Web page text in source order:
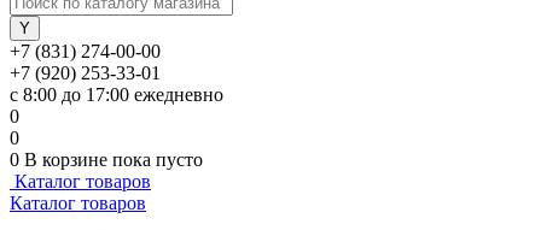
+7 (831) 274-00-00
+7 (920) 253-33-01
с 8:00 до 17:00 ежедневно
0
0
0 В корзине пока пусто
Каталог товаров
Каталог товаров